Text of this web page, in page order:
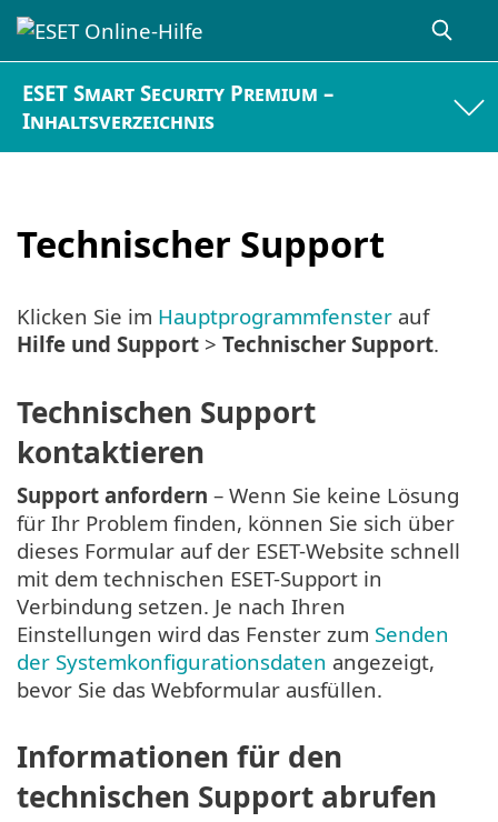
ESET Smart Security Premium –
Inhaltsverzeichnis
Technischer Support
Klicken Sie im Hauptprogrammfenster auf
Hilfe und Support > Technischer Support.
Technischen Support
kontaktieren
Support anfordern – Wenn Sie keine Lösung
für Ihr Problem finden, können Sie sich über
dieses Formular auf der ESET-Website schnell
mit dem technischen ESET-Support in
Verbindung setzen. Je nach Ihren
Einstellungen wird das Fenster zum Senden
der Systemkonfigurationsdaten angezeigt,
bevor Sie das Webformular ausfüllen.
Informationen für den
technischen Support abrufen